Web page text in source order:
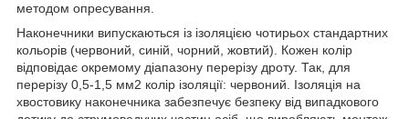
методом опресування.
Наконечники випускаються із ізоляцією чотирьох стандартних
кольорів (червоний, синій, чорний, жовтий). Кожен колір
відповідає окремому діапазону перерізу дроту. Так, для
перерізу 0,5-1,5 мм2 колір ізоляції: червоний. Ізоляція на
хвостовику наконечника забезпечує безпеку від випадкового